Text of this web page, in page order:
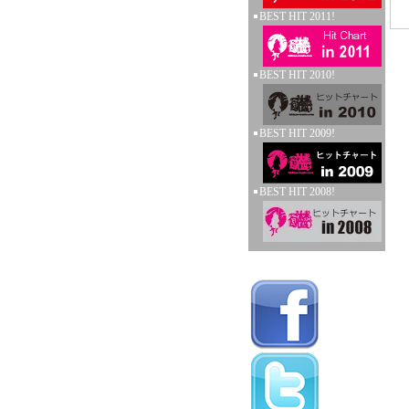
BEST HIT 2011!
BEST HIT 2010!
BEST HIT 2009!
BEST HIT 2008!